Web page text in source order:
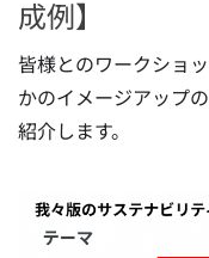
成例】
皆様とのワークショ
かのイメージアップ
紹介します。